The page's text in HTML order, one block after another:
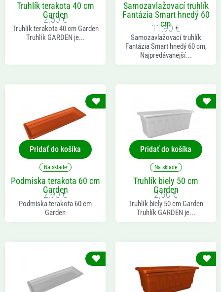
Truhlík terakota 40 cm
Garden
2,50€
Truhlík terakota 40 cm Garden
Truhlík GARDEN je...
Samozavlažovací truhlík
Fantázia Smart hnedý 60
cm
11,90 €
Samozavlažovací truhlík
Fantázia Smart hnedý 60 cm,
Najpredávanejší...
Pridať do košíka
Na sklade
Podmiska terakota 60 cm
Garden
2,90€
Podmiska terakota 60 cm
Garden
Pridať do košíka
Na sklade
Truhlík biely 50 cm
Garden
2,90€
Truhlík biely 50 cm Garden
Truhlík GARDEN je...